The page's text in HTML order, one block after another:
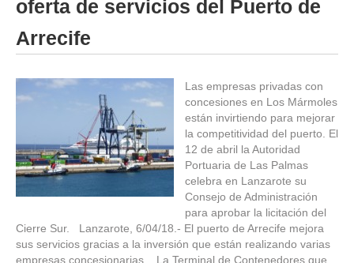
▼
oferta de servicios del Puerto de
Arrecife
Las empresas privadas con
concesiones en Los Mármoles
están invirtiendo para mejorar
la competitividad del puerto. El
12 de abril la Autoridad
Portuaria de Las Palmas
celebra en Lanzarote su
Consejo de Administración
para aprobar la licitación del
Cierre Sur. Lanzarote, 6/04/18.- El puerto de Arrecife mejora
sus servicios gracias a la inversión que están realizando varias
empresas concesionarias. La Terminal de Contenedores que